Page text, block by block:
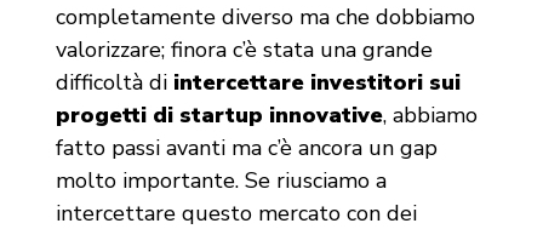
completamente diverso ma che dobbiamo
valorizzare; finora c’è stata una grande
difficoltà diintercettare investitori sui
progetti di startup innovative, abbiamo
fatto passi avanti ma c’è ancora un gap
molto importante. Se riusciamo a
intercettare questo mercato con dei